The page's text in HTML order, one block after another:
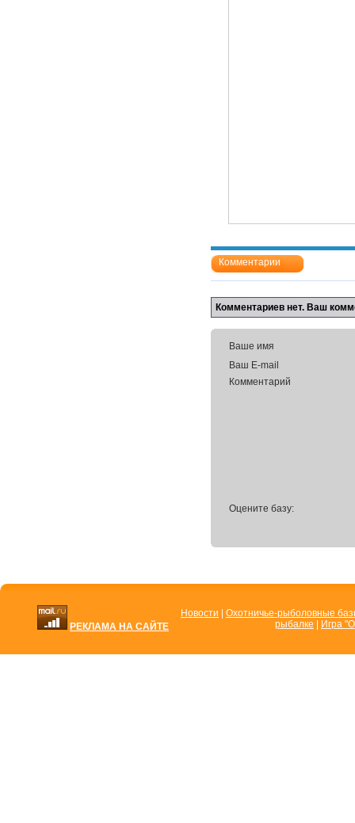
Комментарии
Комментариев нет. Ваш
Ваше имя
Ваш E-mail
Комментарий
Оцените базу:
РЕКЛАМА НА САЙТЕ
Новости
Охотничье-рыболовные
рыбалке
Игра